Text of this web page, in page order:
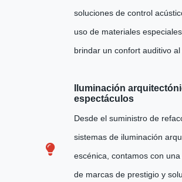
soluciones de control
uso de materiales
brindar un confort auditivo al
Iluminación
espectáculos
Desde el suministro de
sistemas de iluminación
escénica, contamos con
de marcas de prestigio y